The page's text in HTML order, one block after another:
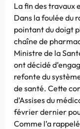
La fin des travaux
Dans la foulée du
pointant du doigt
chaîne de
Ministre de la
ont décidé
refonte du
de santé. Cette
d’Assises du
février dernier
Comme l’a